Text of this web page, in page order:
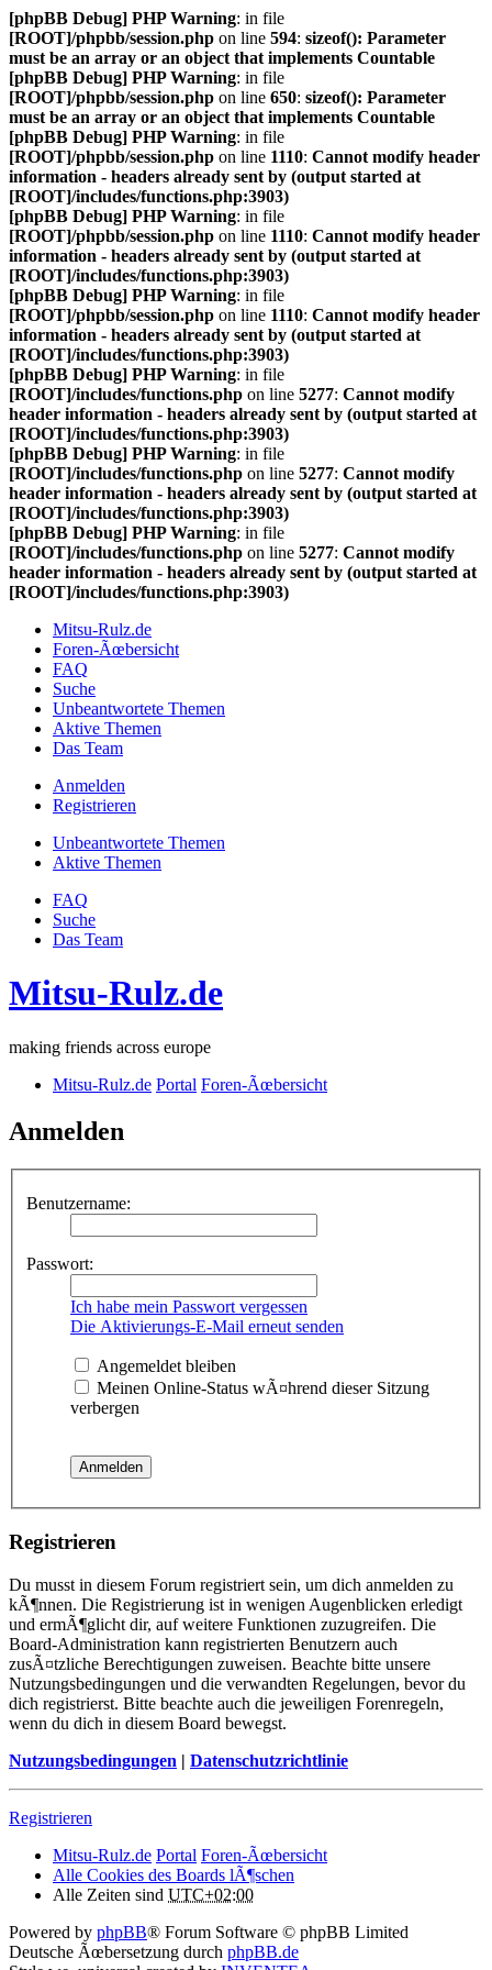
[phpBB Debug] PHP Warning: in file
[ROOT]/phpbb/session.php on line 594: sizeof(): Parameter
must be an array or an object that implements Countable
[phpBB Debug] PHP Warning: in file
[ROOT]/phpbb/session.php on line 650: sizeof(): Parameter
must be an array or an object that implements Countable
[phpBB Debug] PHP Warning: in file
[ROOT]/phpbb/session.php on line 1110: Cannot modify header
information - headers already sent by (output started at
[ROOT]/includes/functions.php:3903)
[phpBB Debug] PHP Warning: in file
[ROOT]/phpbb/session.php on line 1110: Cannot modify header
information - headers already sent by (output started at
[ROOT]/includes/functions.php:3903)
[phpBB Debug] PHP Warning: in file
[ROOT]/phpbb/session.php on line 1110: Cannot modify header
information - headers already sent by (output started at
[ROOT]/includes/functions.php:3903)
[phpBB Debug] PHP Warning: in file
[ROOT]/includes/functions.php on line 5277: Cannot modify
header information - headers already sent by (output started at
[ROOT]/includes/functions.php:3903)
[phpBB Debug] PHP Warning: in file
[ROOT]/includes/functions.php on line 5277: Cannot modify
header information - headers already sent by (output started at
[ROOT]/includes/functions.php:3903)
[phpBB Debug] PHP Warning: in file
[ROOT]/includes/functions.php on line 5277: Cannot modify
header information - headers already sent by (output started at
[ROOT]/includes/functions.php:3903)
Mitsu-Rulz.de
Foren-Ãœbersicht
FAQ
Suche
Unbeantwortete Themen
Aktive Themen
Das Team
Anmelden
Registrieren
Unbeantwortete Themen
Aktive Themen
FAQ
Suche
Das Team
Mitsu-Rulz.de
making friends across europe
Mitsu-Rulz.de Portal Foren-Ãœbersicht
Anmelden
Benutzername:
Passwort:
Ich habe mein Passwort vergessen
Die Aktivierungs-E-Mail erneut senden
Angemeldet bleiben
Meinen Online-Status wÃ¤hrend dieser Sitzung
verbergen
Registrieren
Du musst in diesem Forum registriert sein, um dich anmelden zu
kÃ¶nnen. Die Registrierung ist in wenigen Augenblicken erledigt
und ermÃ¶glicht dir, auf weitere Funktionen zuzugreifen. Die
Board-Administration kann registrierten Benutzern auch
zusÃ¤tzliche Berechtigungen zuweisen. Beachte bitte unsere
Nutzungsbedingungen und die verwandten Regelungen, bevor du
dich registrierst. Bitte beachte auch die jeweiligen Forenregeln,
wenn du dich in diesem Board bewegst.
Nutzungsbedingungen | Datenschutzrichtlinie
Registrieren
Mitsu-Rulz.de Portal Foren-Ãœbersicht
Alle Cookies des Boards lÃ¶schen
Alle Zeiten sind UTC+02:00
Powered by phpBB® Forum Software © phpBB Limited
Deutsche Ãœbersetzung durch phpBB.de